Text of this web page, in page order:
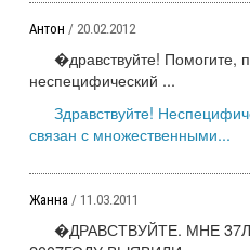
Антон / 20.02.2012
�дравствуйте! Помогите,
неспецифический ...
Здравствуйте!
связан с множественными...
Жанна / 11.03.2011
�ДРАВСТВУЙТЕ. МНЕ